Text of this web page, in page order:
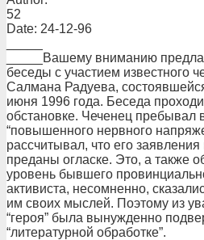
52
Date: 24-12-96
_____Вашему вниманию
беседы с участием известного
Салмана Радуева,
июня 1996 года. Беседа
обстановке. Чеченец пребывал
“повышенного нервного
рассчитывал, что его заявления
преданы огласке. Это, а также
уровень бывшего
активиста, несомненно,
им своих мыслей. Поэтому из
“героя” была вынужденно
“литературной обработке”.